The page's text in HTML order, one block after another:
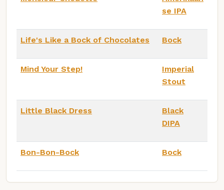
se IPA
Life's Like a Bock of Chocolates Bock
Mind Your Step!
Imperial
Stout
Little Black Dress
Black
DIPA
Bon-Bon-Bock Bock